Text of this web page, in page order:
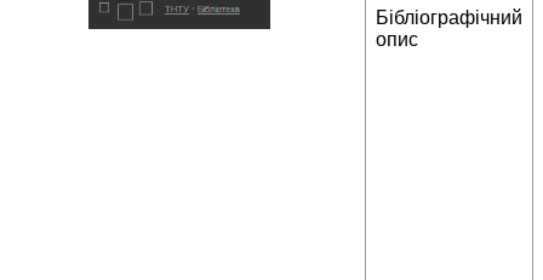
Бібліографічний
опис